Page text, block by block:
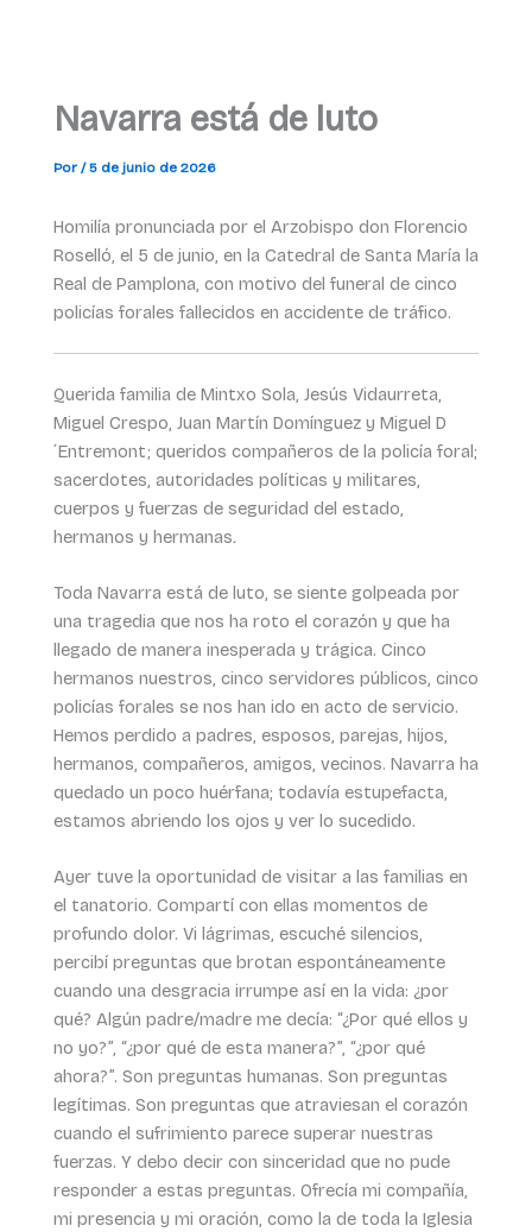
Navarra está de luto
Por /5 de junio de 2026
Homilía pronunciada por el Arzobispo don Florencio
Roselló, el 5 de junio, en la Catedral de Santa María la
Real de Pamplona, con motivo del funeral de cinco
policías forales fallecidos en accidente de tráfico.
Querida familia de Mintxo Sola, Jesús Vidaurreta,
Miguel Crespo, Juan Martín Domínguez y Miguel D
´Entremont; queridos compañeros de la policía foral;
sacerdotes, autoridades políticas y militares,
cuerpos y fuerzas de seguridad del estado,
hermanos y hermanas.
Toda Navarra está de luto, se siente golpeada por
una tragedia que nos ha roto el corazón y que ha
llegado de manera inesperada y trágica. Cinco
hermanos nuestros, cinco servidores públicos, cinco
policías forales se nos han ido en acto de servicio.
Hemos perdido a padres, esposos, parejas, hijos,
hermanos, compañeros, amigos, vecinos. Navarra ha
quedado un poco huérfana; todavía estupefacta,
estamos abriendo los ojos y ver lo sucedido.
Ayer tuve la oportunidad de visitar a las familias en
el tanatorio. Compartí con ellas momentos de
profundo dolor. Vi lágrimas, escuché silencios,
percibí preguntas que brotan espontáneamente
cuando una desgracia irrumpe así en la vida: ¿por
qué? Algún padre/madre me decía: “¿Por qué ellos y
no yo?”, “¿por qué de esta manera?”, “¿por qué
ahora?”. Son preguntas humanas. Son preguntas
legítimas. Son preguntas que atraviesan el corazón
cuando el sufrimiento parece superar nuestras
fuerzas. Y debo decir con sinceridad que no pude
responder a estas preguntas. Ofrecía mi compañía,
mi presencia y mi oración, como la de toda la Iglesia